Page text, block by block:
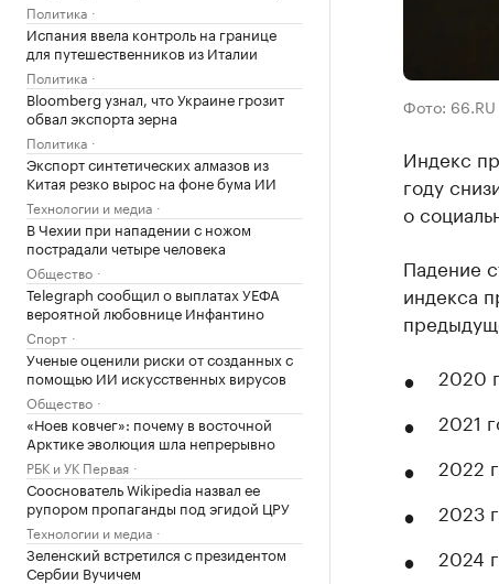
Политика
Испания ввела контроль на границе
для путешественников из Италии
Политика
Bloomberg узнал, что Украине грозит
обвал экспорта зерна
Политика
Экспорт синтетических алмазов из
Китая резко вырос на фоне бума ИИ
Технологии и медиа
В Чехии при нападении с ножом
пострадали четыре человека
Общество
Telegraph сообщил о выплатах УЕФА
вероятной любовнице Инфантино
Спорт
Ученые оценили риски от созданных с
помощью ИИ искусственных вирусов
Общество
«Ноев ковчег»: почему в восточной
Арктике эволюция шла непрерывно
РБК и УК Первая
Сооснователь Wikipedia назвал ее
рупором пропаганды под эгидой ЦРУ
Технологии и медиа
Зеленский встретился с президентом
Сербии Вучичем
Фото: 66.RU
Индекс
году
о
Падение
индекса
2020
2021
2022
2023
2024